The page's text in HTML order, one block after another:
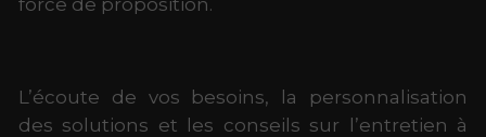
L’écoute de vos besoins, la personnalisation
des solutions et les conseils sur l’entretien à